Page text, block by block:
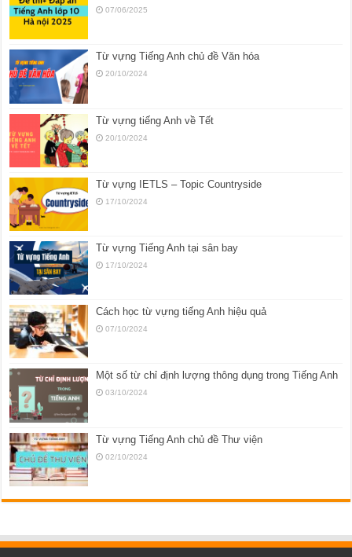
07/06/2025
Từ vựng Tiếng Anh chủ đề Văn hóa
20/10/2024
Từ vựng tiếng Anh về Tết
20/10/2024
Từ vựng IETLS – Topic Countryside
17/10/2024
Từ vựng Tiếng Anh tại sân bay
17/10/2024
Cách học từ vựng tiếng Anh hiệu quả
07/10/2024
Một số từ chỉ định lượng thông dụng trong Tiếng Anh
03/10/2024
Từ vựng Tiếng Anh chủ đề Thư viện
02/10/2024